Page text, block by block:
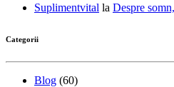
Suplimentvital la Despre
Categorii
Blog (60)